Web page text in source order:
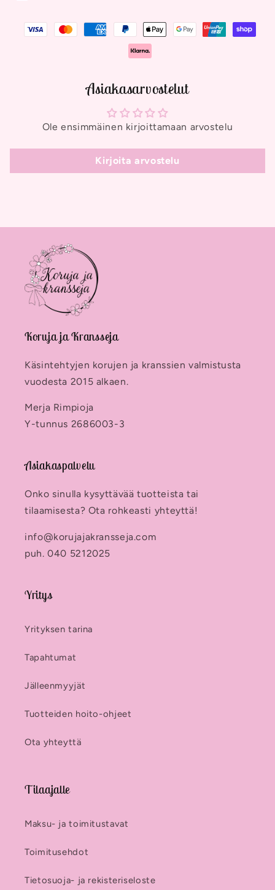
Asiakasarvostelut
Ole ensimmäinen kirjoittamaan arvostelu
Kirjoita arvostelu
Koruja ja Kransseja
Käsintehtyjen korujen ja kranssien valmistusta
vuodesta 2015 alkaen.
Merja Rimpioja
Y-tunnus 2686003-3
Asiakaspalvelu
Onko sinulla kysyttävää tuotteista tai
tilaamisesta? Ota rohkeasti yhteyttä!
info@korujajakransseja.com
puh. 040 5212025
Yritys
Yrityksen tarina
Tapahtumat
Jälleenmyyjät
Tuotteiden hoito-ohjeet
Ota yhteyttä
Tilaajalle
Maksu- ja toimitustavat
Toimitusehdot
Tietosuoja- ja rekisteriseloste